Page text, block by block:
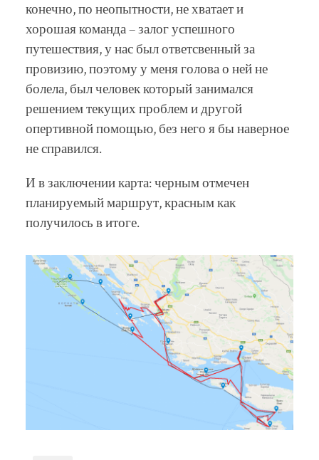
конечно, по неопытности, не хватает и
хорошая команда – залог успешного
путешествия, у нас был ответсвенный за
провизию, поэтому у меня голова о ней не
болела, был человек который занимался
решением текущих проблем и другой
опертивной помощью, без него я бы наверное
не справился.
И в заключении карта: черным отмечен
планируемый маршрут, красным как
получилось в итоге.